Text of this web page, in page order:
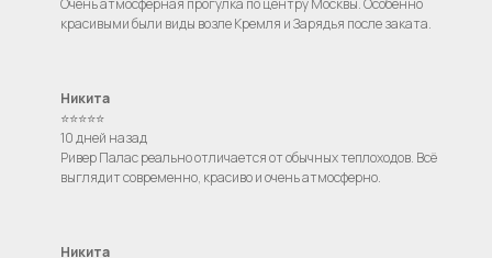
Очень атмосферная прогулка по центру Москвы. Особенно
красивыми были виды возле Кремля и Зарядья после заката.
Никита
⭐⭐⭐⭐⭐
10 дней назад
Ривер Палас реально отличается от обычных теплоходов. Всё
выглядит современно, красиво и очень атмосферно.
Никита